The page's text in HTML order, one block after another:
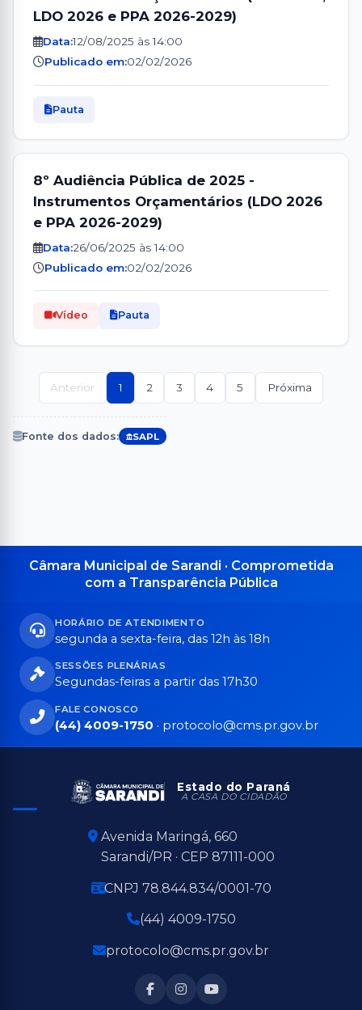
LDO 2026 e PPA 2026-2029)
Data:12/08/2025 às 14:00
Publicado em:02/02/2026
Pauta
8º Audiência Pública de 2025 -
Instrumentos Orçamentários (LDO 2026
e PPA 2026-2029)
Data:26/06/2025 às 14:00
Publicado em:02/02/2026
Vídeo Pauta
Anterior 1 2 3 4 5 Próxima
Fonte dos dados: SAPL
Câmara Municipal de Sarandi · Comprometida
com a Transparência Pública
HORÁRIO DE ATENDIMENTO
segunda a sexta-feira, das 12h às 18h
SESSÕES PLENÁRIAS
Segundas-feiras a partir das 17h30
FALE CONOSCO
(44) 4009-1750 · protocolo@cms.pr.gov.br
Estado do Paraná
A CASA DO CIDADÃO
Avenida Maringá, 660
Sarandi/PR · CEP 87111-000
CNPJ 78.844.834/0001-70
(44) 4009-1750
protocolo@cms.pr.gov.br